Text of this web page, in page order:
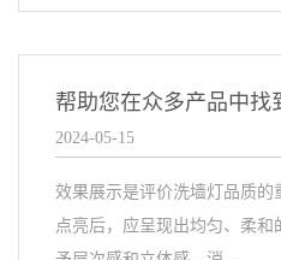
帮助您在众多产品中找
2024-05-15
效果展示是评价洗墙灯品质的
点亮后，应呈现出均匀、柔